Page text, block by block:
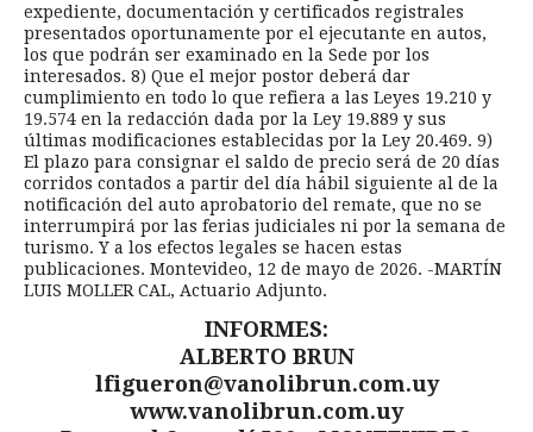
expediente, documentación y certificados registrales
presentados oportunamente por el ejecutante en autos,
los que podrán ser examinado en la Sede por los
interesados. 8) Que el mejor postor deberá dar
cumplimiento en todo lo que refiera a las Leyes 19.210 y
19.574 en la redacción dada por la Ley 19.889 y sus
últimas modificaciones establecidas por la Ley 20.469. 9)
El plazo para consignar el saldo de precio será de 20 días
corridos contados a partir del día hábil siguiente al de la
notificación del auto aprobatorio del remate, que no se
interrumpirá por las ferias judiciales ni por la semana de
turismo. Y a los efectos legales se hacen estas
publicaciones. Montevideo, 12 de mayo de 2026. -MARTÍN
LUIS MOLLER CAL, Actuario Adjunto.
INFORMES:
ALBERTO BRUN
lfigueron@vanolibrun.com.uy
www.vanolibrun.com.uy